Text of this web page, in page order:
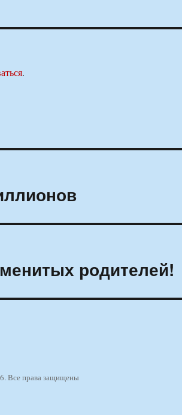
.
родителей!
Все права защищены